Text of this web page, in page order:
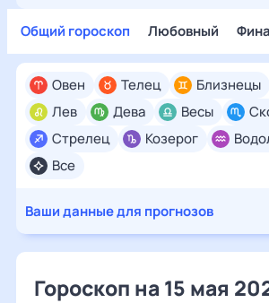
Общий гороскоп Любовный
Все
Овен Телец Близнецы
Лев
Дева Весы
Стрелец
Козерог
Ваши данные для прогнозов
Гороскоп на 15 мая